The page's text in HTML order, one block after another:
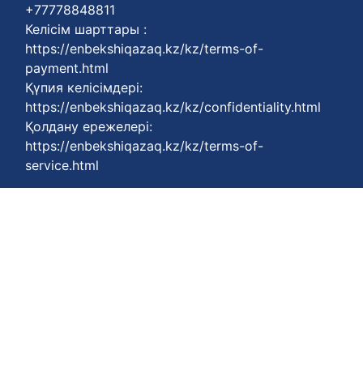
+77778848811
Келісім шарттары :
https://enbekshiqazaq.kz/kz/terms-of-
payment.html
Қүпия келісімдері:
https://enbekshiqazaq.kz/kz/confidentiality.html
Қолдану ережелері:
https://enbekshiqazaq.kz/kz/terms-of-
service.html